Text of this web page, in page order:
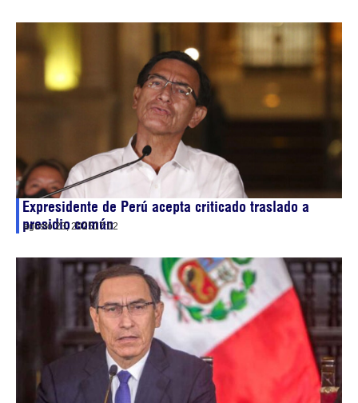
Expresidente de Perú acepta criticado traslado a
presidio común
agosto 23, 202517:02